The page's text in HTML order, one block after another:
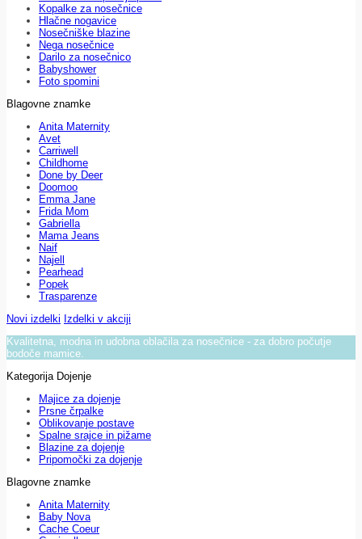
Kopalke za nosečnice
Hlačne nogavice
Nosečniške blazine
Nega nosečnice
Darilo za nosečnico
Babyshower
Foto spomini
Blagovne znamke
Anita Maternity
Avet
Carriwell
Childhome
Done by Deer
Doomoo
Emma Jane
Frida Mom
Gabriella
Mama Jeans
Naif
Najell
Pearhead
Popek
Trasparenze
Novi izdelki Izdelki v akciji
Kvalitetna, modna in udobna oblačila za nosečnice - za dobro počutje
bodoče mamice.
Kategorija Dojenje
Majice za dojenje
Prsne črpalke
Oblikovanje postave
Spalne srajce in pižame
Blazine za dojenje
Pripomočki za dojenje
Blagovne znamke
Anita Maternity
Baby Nova
Cache Coeur